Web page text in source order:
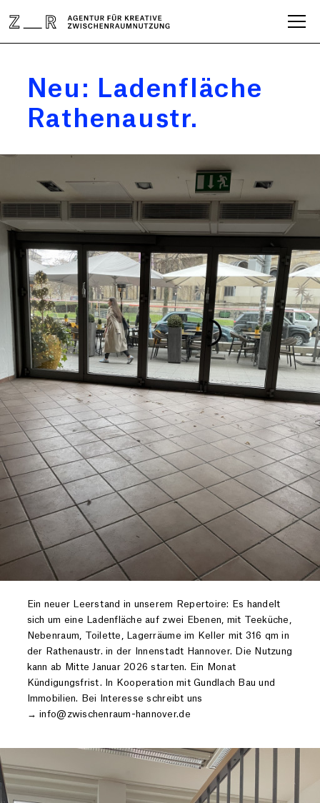
Neu: Ladenfläche
Rathenaustr.
Ein neuer Leerstand in unserem Repertoire: Es handelt
sich um eine Ladenfläche auf zwei Ebenen, mit Teeküche,
Nebenraum, Toilette, Lagerräume im Keller mit 316 qm in
der Rathenaustr. in der Innenstadt Hannover. Die Nutzung
kann ab Mitte Januar 2026 starten. Ein Monat
Kündigungsfrist. In Kooperation mit Gundlach Bau und
Immobilien. Bei Interesse schreibt uns
→ info@zwischenraum-hannover.de